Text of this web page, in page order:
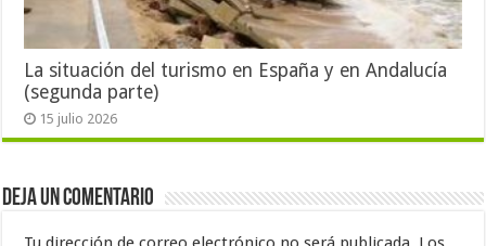
La situación del turismo en España y en Andalucía
(segunda parte)
15 julio 2026
Deja un comentario